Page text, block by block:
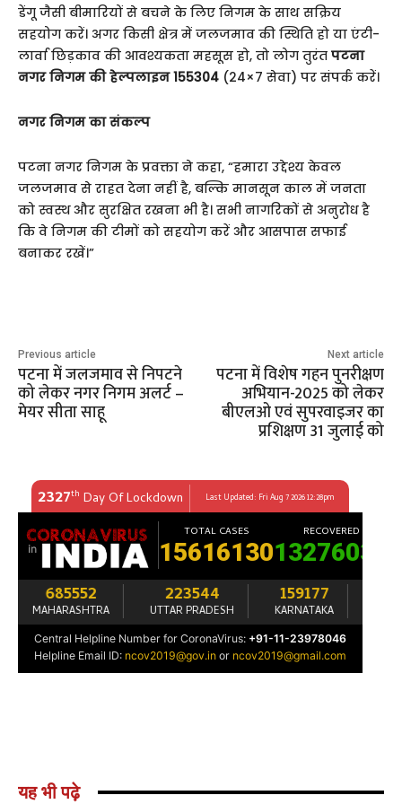
डेंगू जैसी बीमारियों से बचने के लिए निगम के साथ सक्रिय
सहयोग करें। अगर किसी क्षेत्र में जलजमाव की स्थिति हो या एंटी-
लार्वा छिड़काव की आवश्यकता महसूस हो, तो लोग तुरंत पटना
नगर निगम की हेल्पलाइन 155304 (24×7 सेवा) पर संपर्क करें।
नगर निगम का संकल्प
पटना नगर निगम के प्रवक्ता ने कहा, “हमारा उद्देश्य केवल
जलजमाव से राहत देना नहीं है, बल्कि मानसून काल में जनता
को स्वस्थ और सुरक्षित रखना भी है। सभी नागरिकों से अनुरोध है
कि वे निगम की टीमों को सहयोग करें और आसपास सफाई
बनाकर रखें।”
Previous article
पटना में जलजमाव से निपटने
को लेकर नगर निगम अलर्ट –
मेयर सीता साहू
Next article
पटना में विशेष गहन पुनरीक्षण
अभियान-2025 को लेकर
बीएलओ एवं सुपरवाइजर का
प्रशिक्षण 31 जुलाई को
यह भी पढ़े